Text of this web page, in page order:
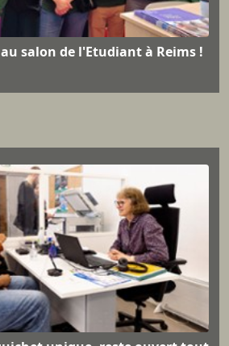
salon de l'Etudiant à Reims !